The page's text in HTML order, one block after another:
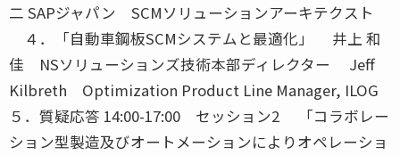
二 SAPジャパン SCMソリューションアーキテクスト
４．「自動車鋼板SCMシステムと最適化」 井上 和
佳 NSソリューションズ技術本部ディレクター Jeff
Kilbreth Optimization Product Line Manager, ILOG
５．質疑応答 14:00-17:00 セッション2 「コラボレー
ション型製造及びオートメーションによりオペレーショ